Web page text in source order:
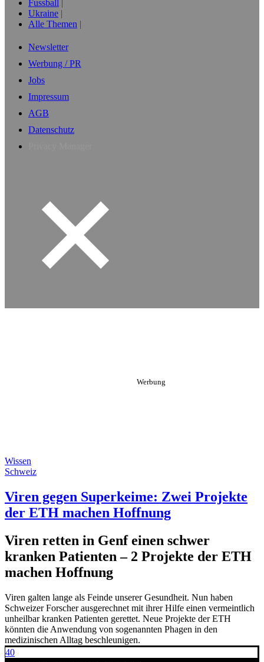
Fussball
Ukraine
Alle Themen
Newsletter
Werbung / PR
Jobs
Impressum
AGB
Datenschutz
Wissen
Schweiz
Viren gegen Superkeime: Zwei Projekte
der ETH machen Hoffnung
Viren retten in Genf einen schwer
kranken Patienten – 2 Projekte der ETH
machen Hoffnung
Viren galten lange als Feinde unserer Gesundheit. Nun haben
Schweizer Forscher ausgerechnet mit ihrer Hilfe einen vermeintlich
unheilbar kranken Patienten gerettet. Neue Projekte der ETH
könnten die Anwendung von sogenannten Phagen in den
medizinischen Alltag beschleunigen.
40